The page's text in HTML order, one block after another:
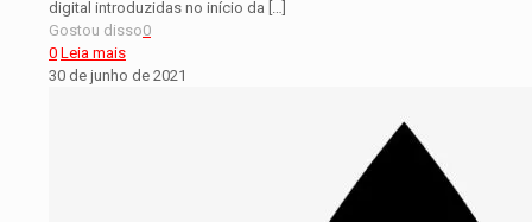
digital introduzidas no início da
Gostou disso0
0 Leia mais
30 de junho de 2021